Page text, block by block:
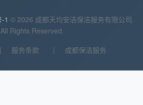
：对环境友好，无化学残留
保护各种表面材质
1 © 2026 成都天均安洁保洁服务有限公司.
All Rights Reserved.
| 服务条款 | 成都保洁服务